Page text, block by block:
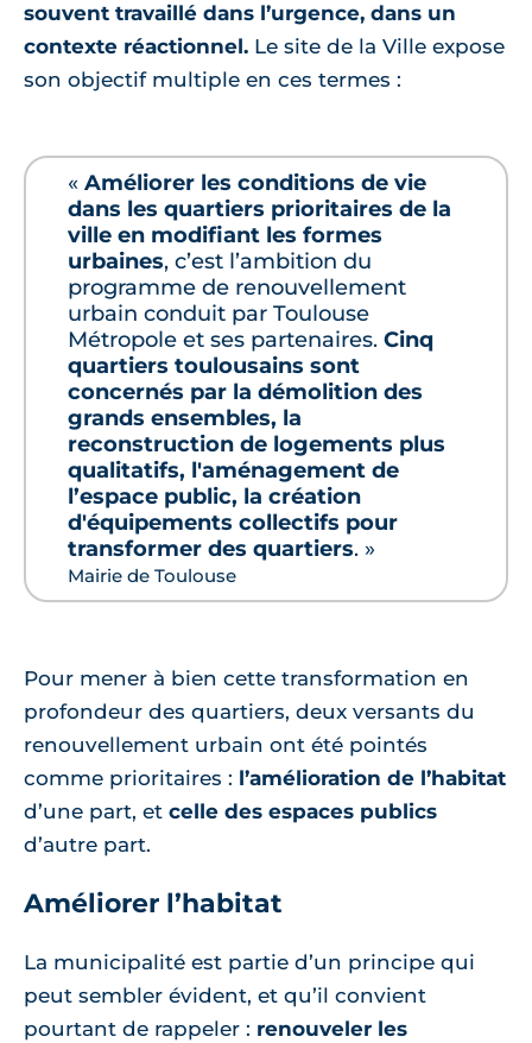
souvent travaillé dans l’urgence, dans un
contexte réactionnel. Le site de la Ville expose
son objectif multiple en ces termes :
« Améliorer les conditions de vie
dans les quartiers prioritaires de la
ville en modifiant les formes
urbaines, c’est l’ambition du
programme de renouvellement
urbain conduit par Toulouse
Métropole et ses partenaires. Cinq
quartiers toulousains sont
concernés par la démolition des
grands ensembles, la
reconstruction de logements plus
qualitatifs, l'aménagement de
l’espace public, la création
d'équipements collectifs pour
transformer des quartiers. »
Mairie de Toulouse
Pour mener à bien cette transformation en
profondeur des quartiers, deux versants du
renouvellement urbain ont été pointés
comme prioritaires : l’amélioration de l’habitat
d’une part, et celle des espaces publics
d’autre part.
Améliorer l’habitat
La municipalité est partie d’un principe qui
peut sembler évident, et qu’il convient
pourtant de rappeler : renouveler les